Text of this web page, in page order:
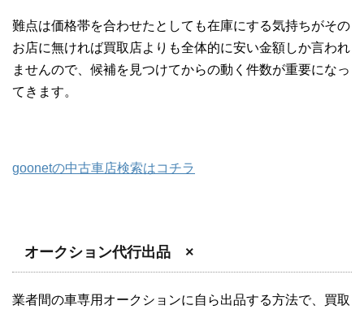
難点は価格帯を合わせたとしても在庫にする気持ちがその
お店に無ければ買取店よりも全体的に安い金額しか言われ
ませんので、候補を見つけてからの動く件数が重要になっ
てきます。
goonetの中古車店検索はコチラ
オークション代行出品 ×
業者間の車専用オークションに自ら出品する方法で、買取